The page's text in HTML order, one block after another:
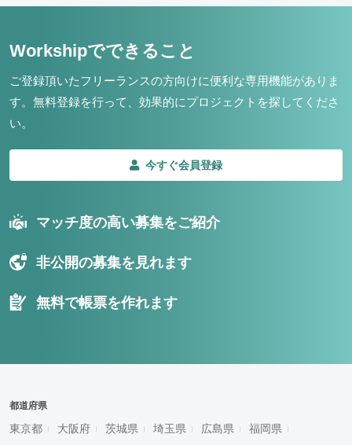
Workshipでできること
ご登録頂いたフリーランスの方向けに便利な専用機能がありま
す。 無料登録を行って、効果的にプロジェクトを探してくださ
い。
今すぐ会員登録
マッチ度の高い募集をご紹介
非公開の募集を見れます
無料で帳票を作れます
都道府県
東京都 大阪府 茨城県 埼玉県 広島県 福岡県